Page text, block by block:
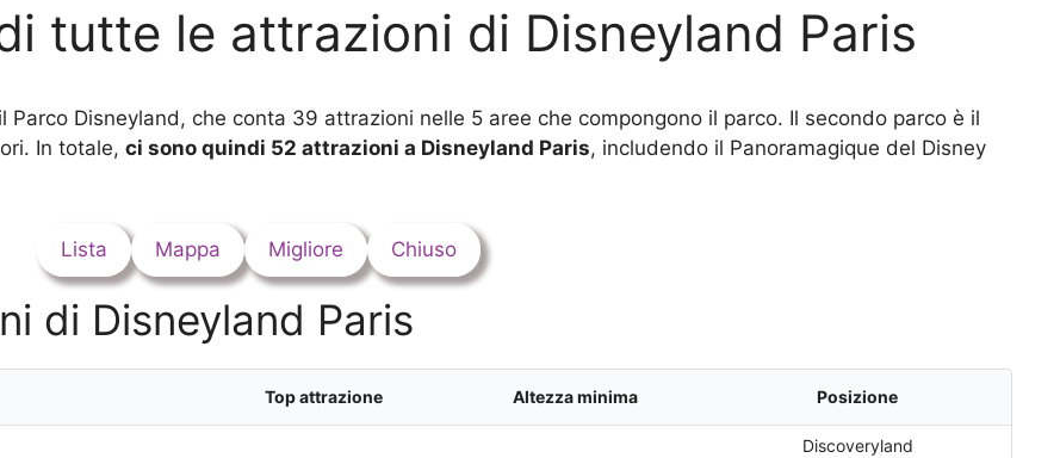
tutte le attrazioni di Disneyland Paris
Parco Disneyland, che conta 39 attrazioni nelle 5 aree che compongono il parco. Il secondo parco è il
In totale, ci sono quindi 52 attrazioni a Disneyland Paris, includendo il Panoramagique del Disney
Lista Mappa Migliore Chiuso
di Disneyland Paris
Top attrazione Altezza minima Posizione
Discoveryland